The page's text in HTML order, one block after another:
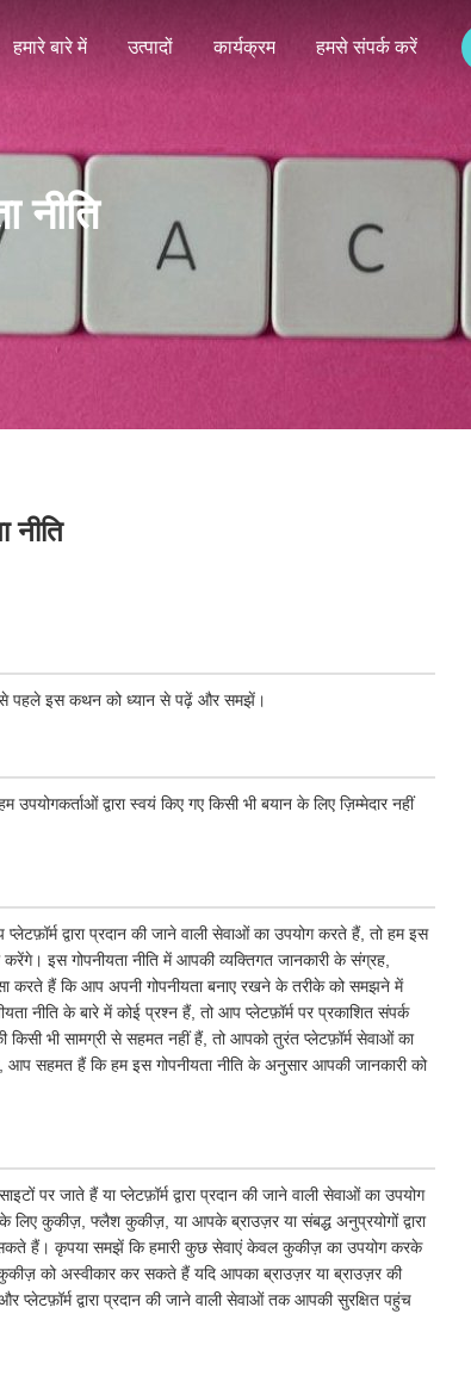
हमारे बारे में उत्पादों कार्यक्रम हमसे संपर्क करें
नीति
नीति
से पहले इस कथन को ध्यान से पढ़ें और समझें।
द्वारा स्वयं किए गए किसी भी बयान के लिए ज़िम्मेदार नहीं
द्वारा प्रदान की जाने वाली सेवाओं का उपयोग करते हैं, तो हम इस
इस गोपनीयता नीति में आपकी व्यक्तिगत जानकारी के संग्रह,
करते हैं कि आप अपनी गोपनीयता बनाए रखने के तरीके को समझने में
नीति के बारे में कोई प्रश्न हैं, तो आप प्लेटफ़ॉर्म पर प्रकाशित संपर्क
भी सामग्री से सहमत नहीं हैं, तो आपको तुरंत प्लेटफ़ॉर्म सेवाओं का
आप सहमत हैं कि हम इस गोपनीयता नीति के अनुसार आपकी जानकारी को
जाते हैं या प्लेटफ़ॉर्म द्वारा प्रदान की जाने वाली सेवाओं का उपयोग
कुकीज़, फ्लैश कुकीज़, या आपके ब्राउज़र या संबद्ध अनुप्रयोगों द्वारा
हैं। कृपया समझें कि हमारी कुछ सेवाएं केवल कुकीज़ का उपयोग करके
को अस्वीकार कर सकते हैं यदि आपका ब्राउज़र या ब्राउज़र की
द्वारा प्रदान की जाने वाली सेवाओं तक आपकी सुरक्षित पहुंच